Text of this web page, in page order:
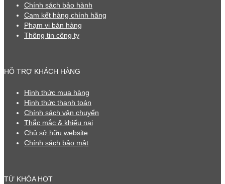
Chính sách bảo hành
Cam kết hàng chính hãng
Phạm vi bán hàng
Thông tin công ty
HỖ TRỢ KHÁCH HÀNG
Hình thức mua hàng
Hình thức thanh toán
Chính sách vận chuyển
Thắc mắc & khiếu nại
Chủ sở hữu website
Chính sách bảo mật
TỪ KHÓA HOT